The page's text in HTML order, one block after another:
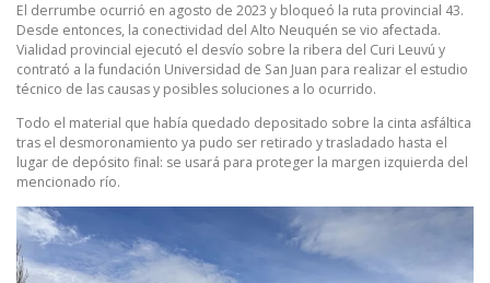
El derrumbe ocurrió en agosto de 2023 y bloqueó la ruta provincial 43.
Desde entonces, la conectividad del Alto Neuquén se vio afectada.
Vialidad provincial ejecutó el desvío sobre la ribera del Curi Leuvú y
contrató a la fundación Universidad de San Juan para realizar el estudio
técnico de las causas y posibles soluciones a lo ocurrido.
Todo el material que había quedado depositado sobre la cinta asfáltica
tras el desmoronamiento ya pudo ser retirado y trasladado hasta el
lugar de depósito final: se usará para proteger la margen izquierda del
mencionado río.